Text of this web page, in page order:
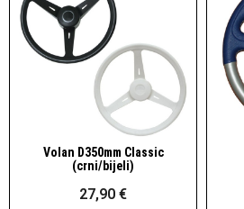
Brzi pogled
Volan D350mm Classic
(crni/bijeli)
27,90 €